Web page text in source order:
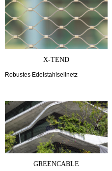
X-TEND
Robustes Edelstahlseilnetz
GREENCABLE